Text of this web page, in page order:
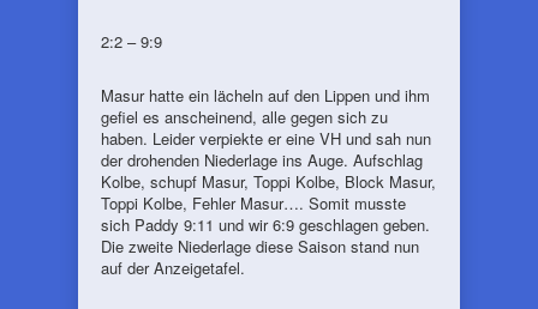
2:2 – 9:9
Masur hatte ein lächeln auf den Lippen und ihm
gefiel es anscheinend, alle gegen sich zu
haben. Leider verpiekte er eine VH und sah nun
der drohenden Niederlage ins Auge. Aufschlag
Kolbe, schupf Masur, Toppi Kolbe, Block Masur,
Toppi Kolbe, Fehler Masur…. Somit musste
sich Paddy 9:11 und wir 6:9 geschlagen geben.
Die zweite Niederlage diese Saison stand nun
auf der Anzeigetafel.